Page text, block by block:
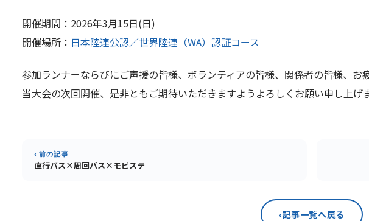
開催期間：2026年3月15日(日)
開催場所： 日本陸連公認／世界陸連（WA）認証コース
参加ランナーならびにご声援の皆様、ボランティアの皆様、関係者の皆様、お
当大会の次回開催、是非ともご期待いただきますようよろしくお願い申し上げま
‹ 前の記事
直行バス×周回バス×モビステ
‹記事一覧へ戻る